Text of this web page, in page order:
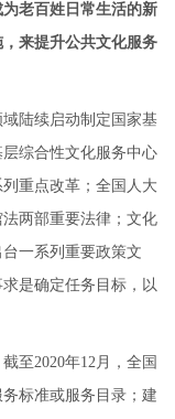
老百姓日常生活的新
来提升公共文化服务
陆续启动制定国家基
综合性文化服务中心
重点改革；全国人大
两部重要法律；文化
一系列重要政策文
是确定任务目标，以
至2020年12月，全国
标准或服务目录；建